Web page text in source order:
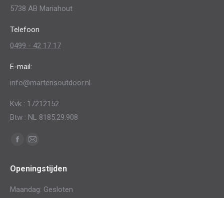
5738 AB Mariahout
Telefoon
0499 - 42 17 17
E-mail:
info@martensoutdoor.nl
Kvk : 17212152
Btw : NL 8185.29.908
Vind ons op:
Facebook
opens
Mail
opens
Openingstijden
Maandag: Gesloten